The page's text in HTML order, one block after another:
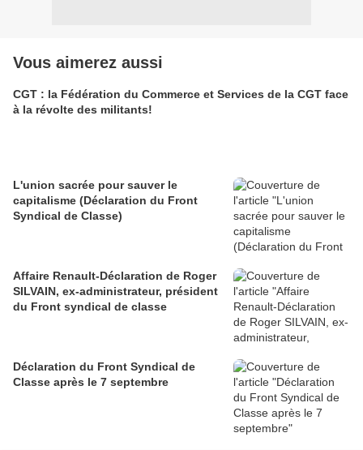
Vous aimerez aussi
CGT : la Fédération du Commerce et Services de la CGT face
à la révolte des militants!
L'union sacrée pour sauver le
capitalisme (Déclaration du Front
Syndical de Classe)
Affaire Renault-Déclaration de Roger
SILVAIN, ex-administrateur, président
du Front syndical de classe
Déclaration du Front Syndical de
Classe après le 7 septembre